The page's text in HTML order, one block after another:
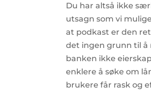
Du har altså ikke
utsagn som vi
at podkast er den
det ingen grunn til å
banken ikke
enklere å søke om
brukere får rask og